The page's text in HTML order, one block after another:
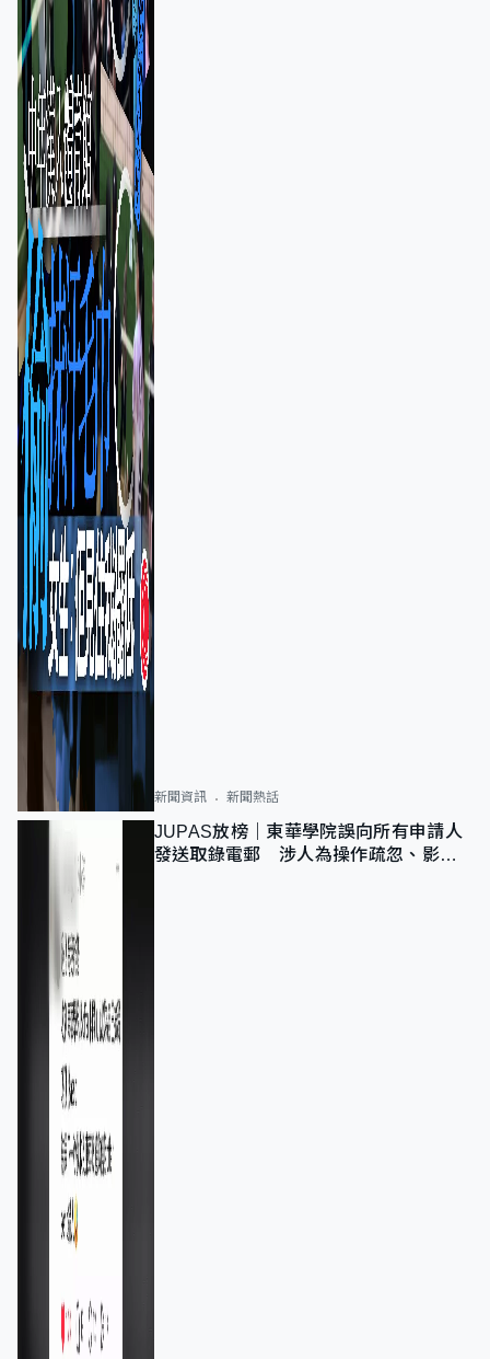
新聞資訊 新聞熱話
JUPAS放榜｜東華學院誤向所有申請人
發送取錄電郵 涉人為操作疏忽、影響